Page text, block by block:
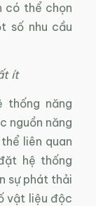
có thể chọn
số nhu cầu
ít
thống năng
nguồn năng
liên quan
hệ thống
sự phát thải
vật liệu độc